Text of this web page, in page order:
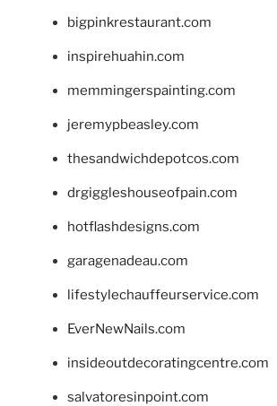
bigpinkrestaurant.com
inspirehuahin.com
memmingerspainting.com
jeremypbeasley.com
thesandwichdepotcos.com
drgiggleshouseofpain.com
hotflashdesigns.com
garagenadeau.com
lifestylechauffeurservice.com
EverNewNails.com
insideoutdecoratingcentre.com
salvatoresinpoint.com